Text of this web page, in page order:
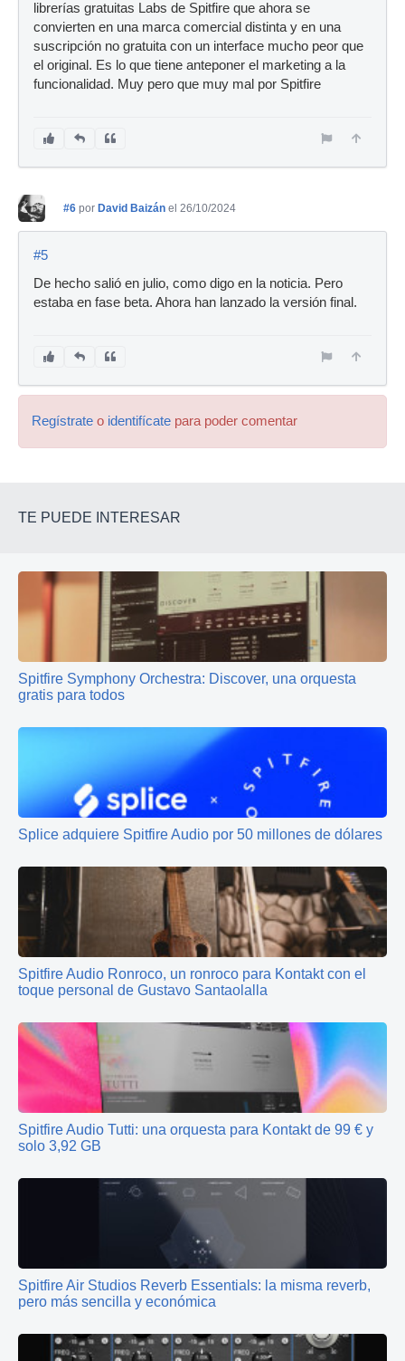
librerías gratuitas Labs de Spitfire que ahora se
convierten en una marca comercial distinta y en una
suscripción no gratuita con un interface mucho peor que
el original. Es lo que tiene anteponer el marketing a la
funcionalidad. Muy pero que muy mal por Spitfire
#6 por David Baizán el 26/10/2024
#5
De hecho salió en julio, como digo en la noticia. Pero
estaba en fase beta. Ahora han lanzado la versión final.
Regístrate o identifícate para poder comentar
TE PUEDE INTERESAR
Spitfire Symphony Orchestra: Discover, una orquesta
gratis para todos
Splice adquiere Spitfire Audio por 50 millones de dólares
Spitfire Audio Ronroco, un ronroco para Kontakt con el
toque personal de Gustavo Santaolalla
Spitfire Audio Tutti: una orquesta para Kontakt de 99 € y
solo 3,92 GB
Spitfire Air Studios Reverb Essentials: la misma reverb,
pero más sencilla y económica